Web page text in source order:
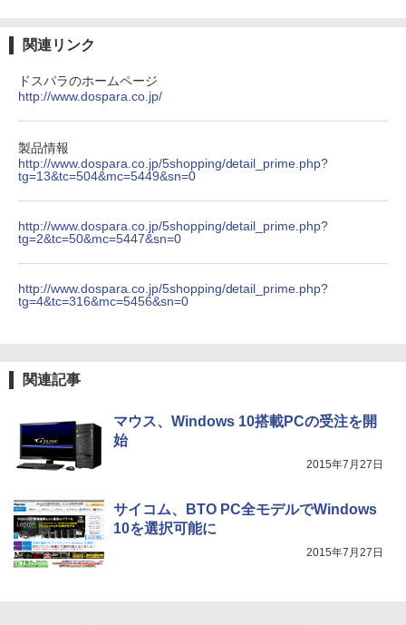
ポケモンずかんドリル 5さい 4冊セット
￥4,664
￥770
【2026年アップグレード版】AOKIMI ワイヤ
セリング 自動ペアリング Type-C充電 マイク
付き 防水 タッチ式音量調整 スポーツ/通勤/通
￥1,964
レスイヤホン Bluetooth 5.4 ノイズキャンセ
リング ANC 36時間再生
On My Road (Stadium ver.)
￥250
by Amazon 天然水ラベルレス 2L×9本
【Amazon.co.jp限定】 伊藤園 磨かれて、澄
みきった日本の水 2L 8本 ラベルレス [ ケース
] [ 水 ] [ ペットボトル ] [ 箱買い ] [ ストック
￥998
HUNTER×HUNTER モノクロ版 39 (ジャンプ
版ビッグガンガンコミックス)
￥810
関連リンク
ドスパラのホームページ
http://www.dospara.co.jp/
製品情報
http://www.dospara.co.jp/5shopping/detail_prime.php?
tg=13&tc=504&mc=5449&sn=0
http://www.dospara.co.jp/5shopping/detail_prime.php?
tg=2&tc=50&mc=5447&sn=0
http://www.dospara.co.jp/5shopping/detail_prime.php?
tg=4&tc=316&mc=5456&sn=0
関連記事
マウス、Windows 10搭載PCの受注を開
始
2015年7月27日
サイコム、BTO PC全モデルでWindows
10を選択可能に
2015年7月27日